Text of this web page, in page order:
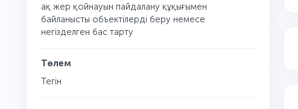
ақ жер қойнауын пайдалану құқығымен
байланысты объектілерді беру немесе
негізделген бас тарту
Төлем
Тегін